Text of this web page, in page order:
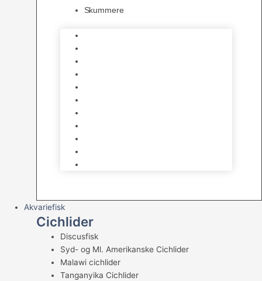
Skummere
Akvariefisk
Cichlider
Discusfisk
Syd- og Ml. Amerikanske Cichlider
Malawi cichlider
Tanganyika Cichlider